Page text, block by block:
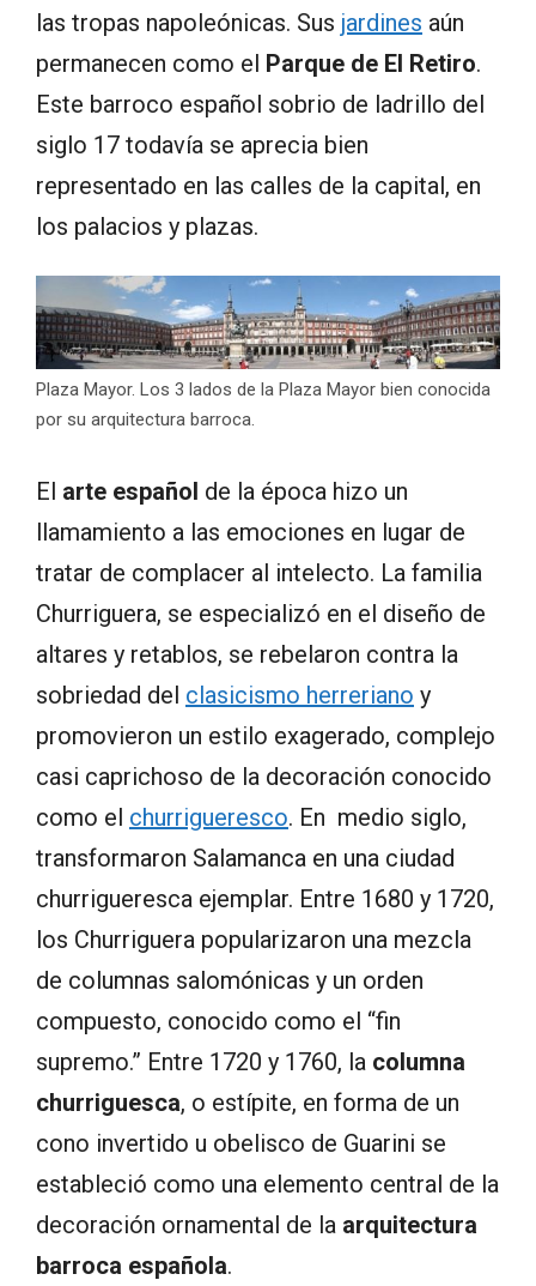
las tropas napoleónicas. Sus jardines aún
permanecen como el Parque de El Retiro.
Este barroco español sobrio de ladrillo del
siglo 17 todavía se aprecia bien
representado en las calles de la capital, en
los palacios y plazas.
Plaza Mayor. Los 3 lados de la Plaza Mayor bien conocida
por su arquitectura barroca.
El arte español de la época hizo un
llamamiento a las emociones en lugar de
tratar de complacer al intelecto. La familia
Churriguera, se especializó en el diseño de
altares y retablos, se rebelaron contra la
sobriedad del clasicismo herreriano y
promovieron un estilo exagerado, complejo
casi caprichoso de la decoración conocido
como el churrigueresco. En medio siglo,
transformaron Salamanca en una ciudad
churrigueresca ejemplar. Entre 1680 y 1720,
los Churriguera popularizaron una mezcla
de columnas salomónicas y un orden
compuesto, conocido como el “fin
supremo.” Entre 1720 y 1760, la columna
churriguesca, o estípite, en forma de un
cono invertido u obelisco de Guarini se
estableció como una elemento central de la
decoración ornamental de la arquitectura
barroca española.